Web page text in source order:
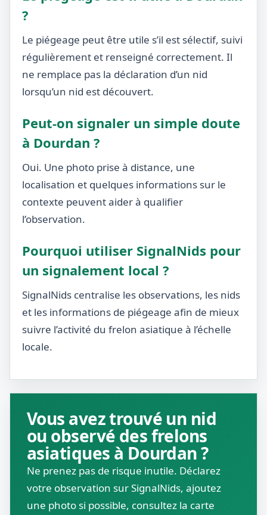
?
Le piégeage peut être utile s’il est sélectif, suivi
régulièrement et renseigné correctement. Il
ne remplace pas la déclaration d’un nid
lorsqu’un nid est découvert.
Peut-on signaler un simple doute
à Dourdan ?
Oui. Une photo prise à distance, une
localisation et quelques informations sur le
contexte peuvent aider à qualifier
l’observation.
Pourquoi utiliser SignalNids pour
un signalement local ?
SignalNids centralise les observations, les nids
et les informations de piégeage afin de mieux
suivre l’activité du frelon asiatique à l’échelle
locale.
Vous avez trouvé un nid
ou observé des frelons
asiatiques à Dourdan ?
Ne prenez pas de risque inutile. Déclarez
votre observation sur SignalNids, ajoutez
une photo si possible, consultez la carte